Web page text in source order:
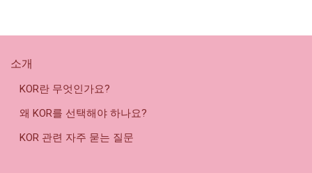
소개
KOR란 무엇인가요?
왜 KOR를 선택해야 하나요?
KOR 관련 자주 묻는 질문